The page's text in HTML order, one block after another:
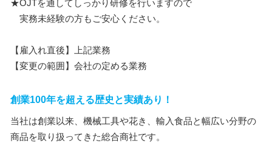
★OJTを通してしっかり研修を行いますので
実務未経験の方もご安心ください。
【雇入れ直後】上記業務
【変更の範囲】会社の定める業務
創業100年を超える歴史と実績あり！
当社は創業以来、機械工具や花き、輸入食品と幅広い分野の
商品を取り扱ってきた総合商社です。